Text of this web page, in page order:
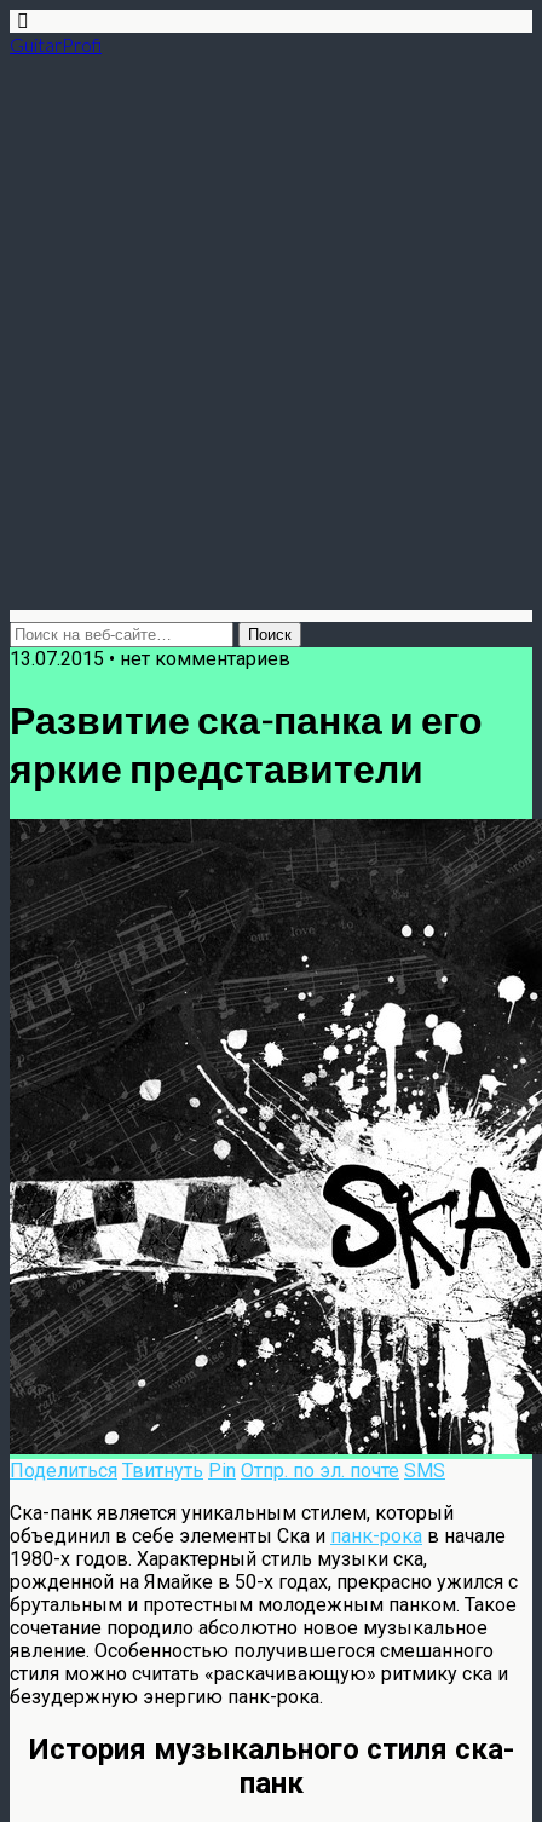
GuitarProfi
13.07.2015 • нет комментариев
Развитие ска-панка и его
яркие представители
Поделиться Твитнуть Pin Отпр. по эл. почте SMS
Ска-панк является уникальным стилем, который
объединил в себе элементы Ска и панк-рока в начале
1980-х годов. Характерный стиль музыки ска,
рожденной на Ямайке в 50-х годах, прекрасно ужился с
брутальным и протестным молодежным панком. Такое
сочетание породило абсолютно новое музыкальное
явление. Особенностью получившегося смешанного
стиля можно считать «раскачивающую» ритмику ска и
безудержную энергию панк-рока.
История музыкального стиля ска-
панк